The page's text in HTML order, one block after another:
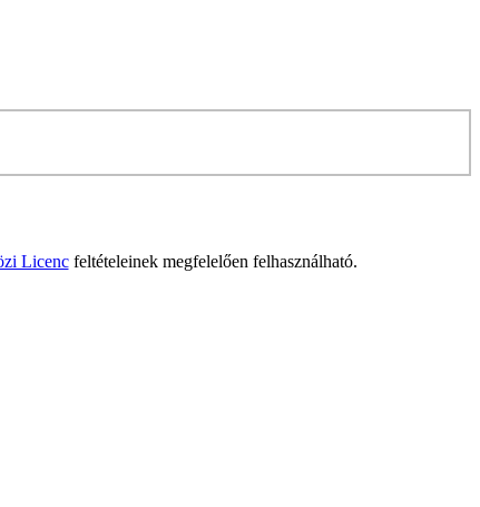
Licencfeltételeinek megfelelően felhasználható.